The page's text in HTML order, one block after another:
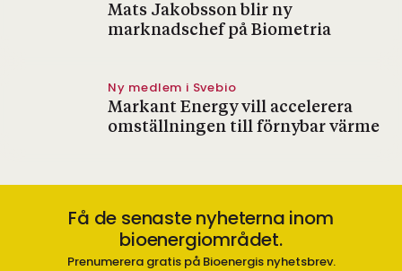
Mats Jakobsson blir ny
marknadschef på Biometria
Ny medlem i Svebio
Markant Energy vill accelerera
omställningen till förnybar värme
Få de senaste nyheterna inom
bioenergiområdet.
Prenumerera gratis på Bioenergis nyhetsbrev.